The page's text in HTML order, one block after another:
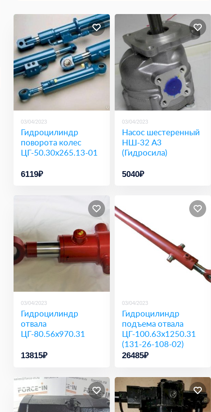
03/04/2023
Гидроцилиндр
поворота колес
ЦГ-50.30х265.13-01
6119₽
03/04/2023
Насос шестеренный
НШ-32 А3
(Гидросила)
5040₽
03/04/2023
Гидроцилиндр
отвала
ЦГ-80.56х970.31
13815₽
03/04/2023
Гидроцилиндр
подъема отвала
ЦГ-100.63х1250.31
(131-26-108-02)
26485₽